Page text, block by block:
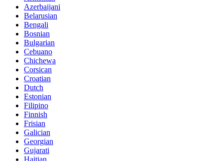
Azerbaijani
Belarusian
Bengali
Bosnian
Bulgarian
Cebuano
Chichewa
Corsican
Croatian
Dutch
Estonian
Filipino
Finnish
Frisian
Galician
Georgian
Gujarati
Haitian